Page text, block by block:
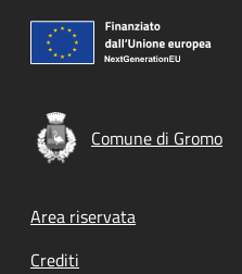
Comune di Gromo
Footer menu
Area riservata
Crediti